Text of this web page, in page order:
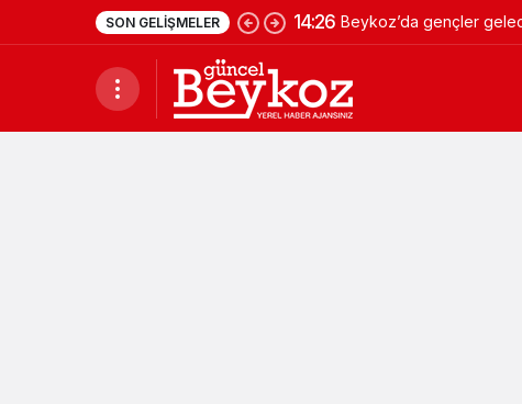
SON GELIŞMELER 14:26 Beykoz’da gençler